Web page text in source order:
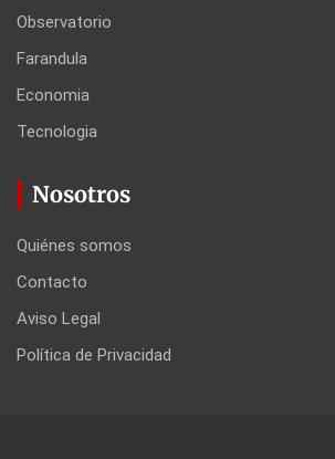
Observatorio
Farandula
Economia
Tecnologia
Nosotros
Quiénes somos
Contacto
Aviso Legal
Política de Privacidad